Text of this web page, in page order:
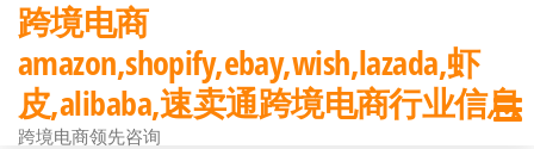
前
往
内
跨境电商
amazon,shopify,ebay,wish,lazada,虾
皮,alibaba,速卖通跨境电商行业信息
跨境电商领先咨询